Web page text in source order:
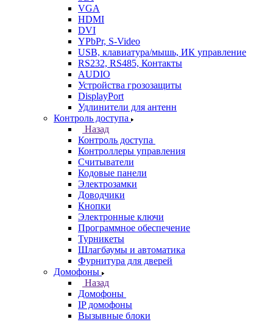
VGA
HDMI
DVI
YPbPr, S-Video
USB, клавиатура/мышь, ИК управление
RS232, RS485, Контакты
AUDIO
Устройства грозозащиты
DisplayPort
Удлинители для антенн
Контроль доступа
Назад
Контроль доступа
Контроллеры управления
Считыватели
Кодовые панели
Электрозамки
Доводчики
Кнопки
Электронные ключи
Программное обеспечение
Турникеты
Шлагбаумы и автоматика
Фурнитура для дверей
Домофоны
Назад
Домофоны
IP домофоны
Вызывные блоки